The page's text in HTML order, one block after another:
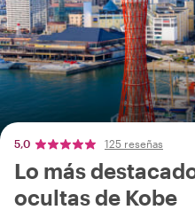
5,0 125 reseñas
Lo más
ocultas de Kobe